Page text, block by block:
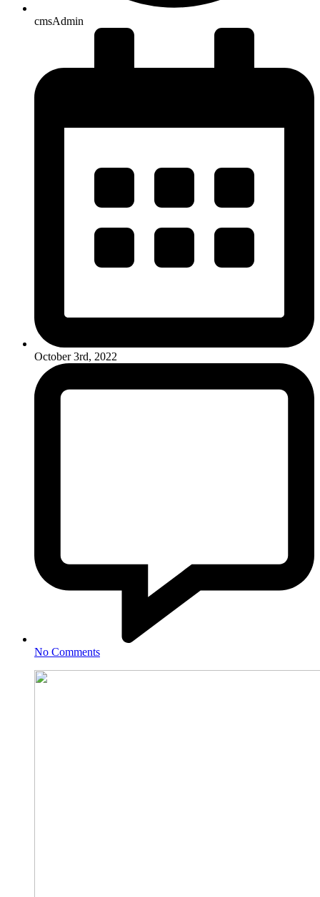
cmsAdmin
October 3rd, 2022
No Comments